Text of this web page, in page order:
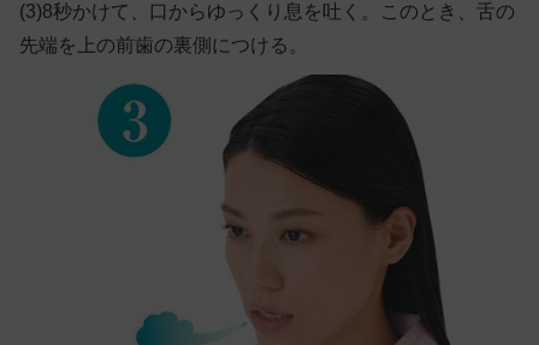
(3)8秒かけて、口からゆっくり息を吐く。このとき、舌の
先端を上の前歯の裏側につける。